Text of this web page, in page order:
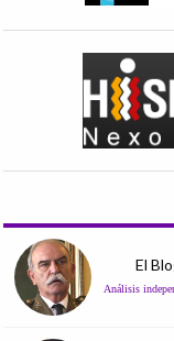
El
Análisis